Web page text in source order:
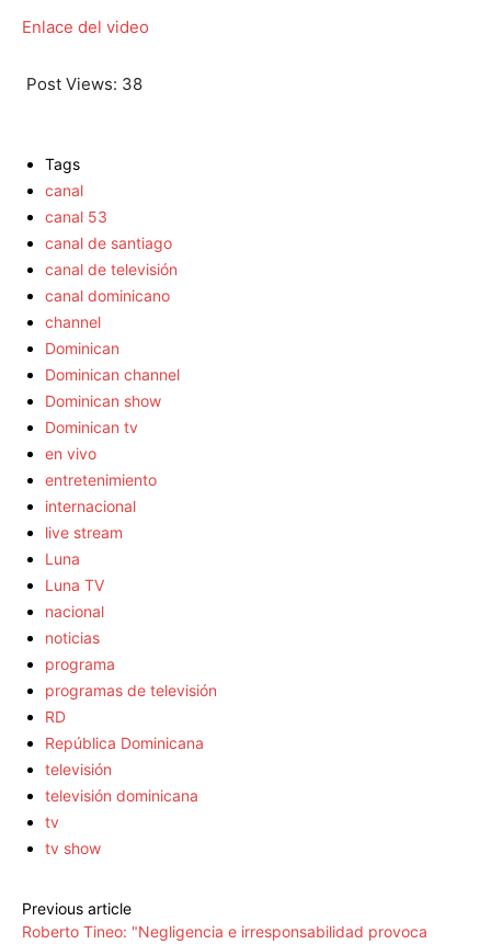
Enlace del video
Post Views: 38
Tags
canal
canal 53
canal de santiago
canal de televisión
canal dominicano
channel
Dominican
Dominican channel
Dominican show
Dominican tv
en vivo
entretenimiento
internacional
live stream
Luna
Luna TV
nacional
noticias
programa
programas de televisión
RD
República Dominicana
televisión
televisión dominicana
tv
tv show
Previous article
Roberto Tineo: "Negligencia e irresponsabilidad provoca